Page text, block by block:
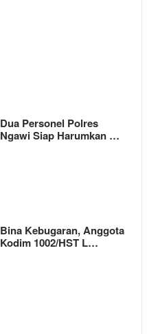
Dua Personel Polres
Ngawi Siap Harumkan …
Bina Kebugaran, Anggota
Kodim 1002/HST L…